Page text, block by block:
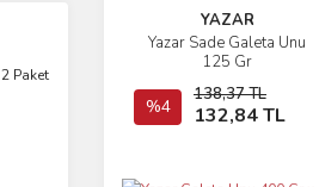
YAZAR
Yazar Sade Galeta Unu
125 Gr
%4
138,37 TL
132,84 TL
İncele
Sepete Ekle